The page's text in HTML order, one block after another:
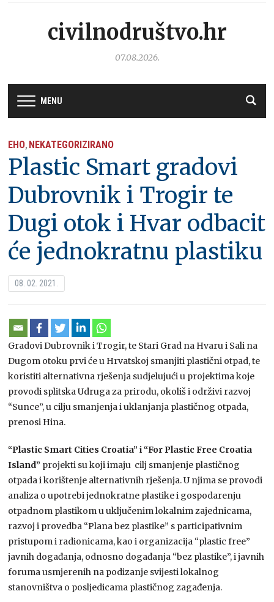
civilnodruštvo.hr
07.08.2026.
MENU
EHO, NEKATEGORIZIRANO
Plastic Smart gradovi
Dubrovnik i Trogir te
Dugi otok i Hvar odbacit
će jednokratnu plastiku
08. 02. 2021.
Gradovi Dubrovnik i Trogir, te Stari Grad na Hvaru i Sali na
Dugom otoku prvi će u Hrvatskoj smanjiti plastični otpad, te
koristiti alternativna rješenja sudjelujući u projektima koje
provodi splitska Udruga za prirodu, okoliš i održivi razvoj
“Sunce”, u cilju smanjenja i uklanjanja plastičnog otpada,
prenosi Hina.
“Plastic Smart Cities Croatia” i “For Plastic Free Croatia
Island” projekti su koji imaju cilj smanjenje plastičnog
otpada i korištenje alternativnih rješenja. U njima se provodi
analiza o upotrebi jednokratne plastike i gospodarenju
otpadnom plastikom u uključenim lokalnim zajednicama,
razvoj i provedba “Plana bez plastike” s participativnim
pristupom i radionicama, kao i organizacija “plastic free”
javnih događanja, odnosno događanja “bez plastike”, i javnih
foruma usmjerenih na podizanje svijesti lokalnog
stanovništva o posljedicama plastičnog zagađenja.